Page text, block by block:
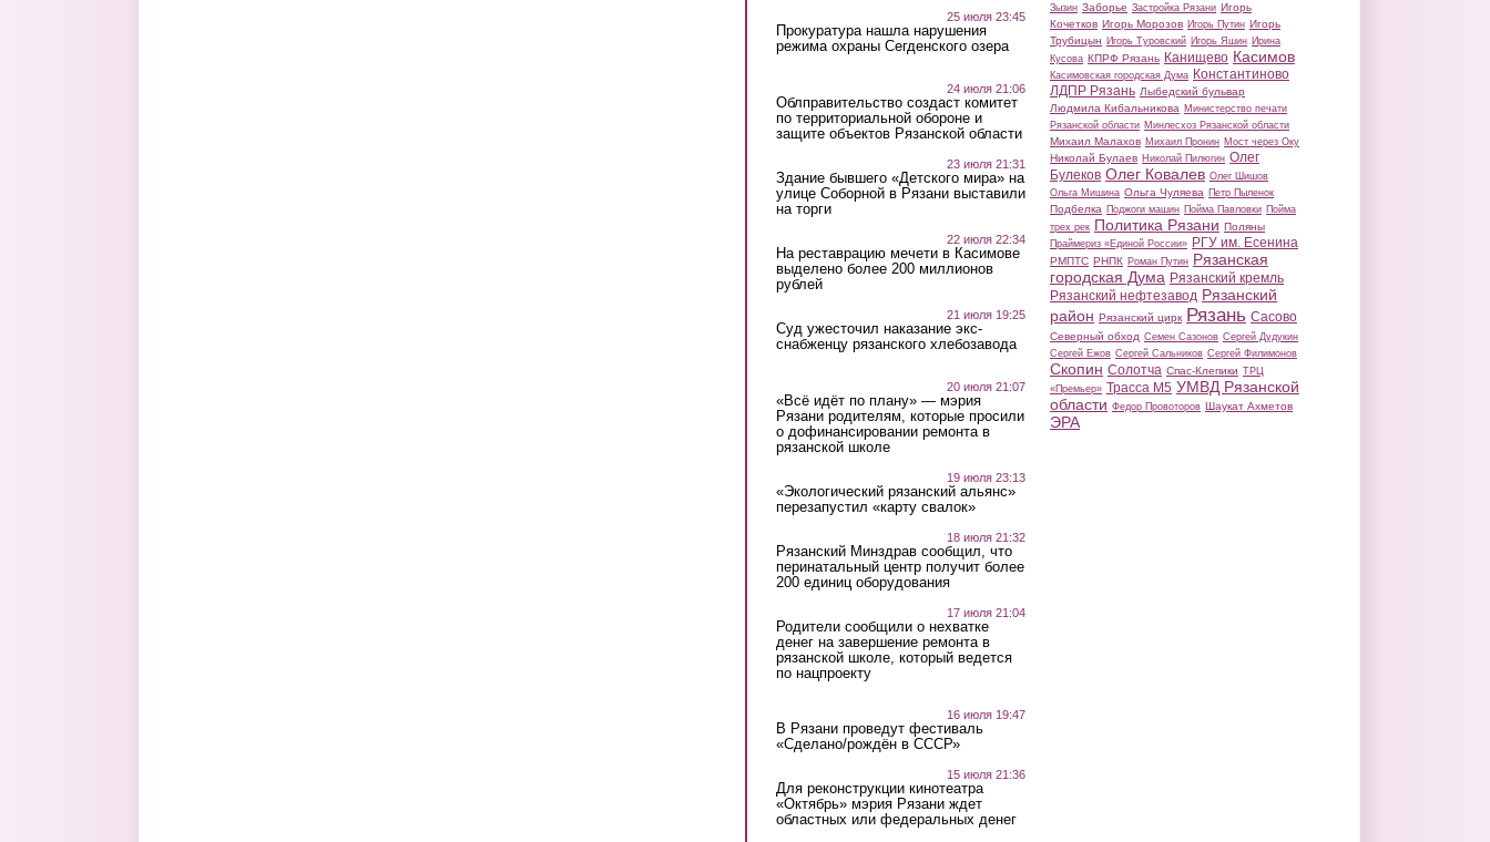
25 июля 23:45
Прокуратура нашла нарушения
режима охраны Сегденского озера
24 июля 21:06
Облправительство создаст комитет
по территориальной обороне и
защите объектов Рязанской области
23 июля 21:31
Здание бывшего «Детского мира» на
улице Соборной в Рязани выставили
на торги
22 июля 22:34
На реставрацию мечети в Касимове
выделено более 200 миллионов
рублей
21 июля 19:25
Суд ужесточил наказание экс-
снабженцу рязанского хлебозавода
20 июля 21:07
«Всё идёт по плану» — мэрия
Рязани родителям, которые просили
о дофинансировании ремонта в
рязанской школе
19 июля 23:13
«Экологический рязанский альянс»
перезапустил «карту свалок»
18 июля 21:32
Рязанский Минздрав сообщил, что
перинатальный центр получит более
200 единиц оборудования
17 июля 21:04
Родители сообщили о нехватке
денег на завершение ремонта в
рязанской школе, который ведется
по нацпроекту
16 июля 19:47
В Рязани проведут фестиваль
«Сделано/рождён в СССР»
15 июля 21:36
Для реконструкции кинотеатра
«Октябрь» мэрия Рязани ждет
областных или федеральных денег
Зызин Заборье Застройка Рязани Игорь
Кочетков Игорь Морозов Игорь Путин Игорь
Трубицын Игорь Туровский Игорь Яшин Ирина
Кусова КПРФ Рязань Канищево Касимов
Касимовская городская Дума Константиново
ЛДПР Рязань Лыбедский бульвар
Людмила Кибальникова Министерство печати
Рязанской области Минлесхоз Рязанской области
Михаил Малахов Михаил Пронин Мост через Оку
Николай Булаев Николай Пилюгин Олег
Булеков Олег Ковалев Олег Шишов
Ольга Мишина Ольга Чуляева Петр Пыленок
Подбелка Поджоги машин Пойма Павловки Пойма
трех рек Политика Рязани Поляны
Праймериз «Единой России» РГУ им. Есенина
РМПТС РНПК Роман Путин Рязанская
городская Дума Рязанский кремль
Рязанский нефтезавод Рязанский
район Рязанский цирк Рязань Сасово
Северный обход Семен Сазонов Сергей Дудукин
Сергей Ежов Сергей Сальников Сергей Филимонов
Скопин Солотча Спас-Клепики ТРЦ
«Премьер» Трасса М5 УМВД Рязанской
области Федор Провоторов Шаукат Ахметов
ЭРА